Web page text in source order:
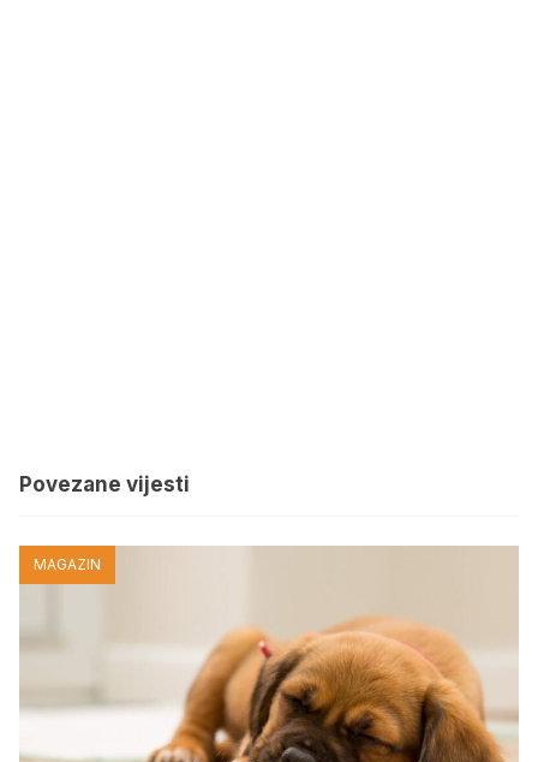
Povezane vijesti
MAGAZIN